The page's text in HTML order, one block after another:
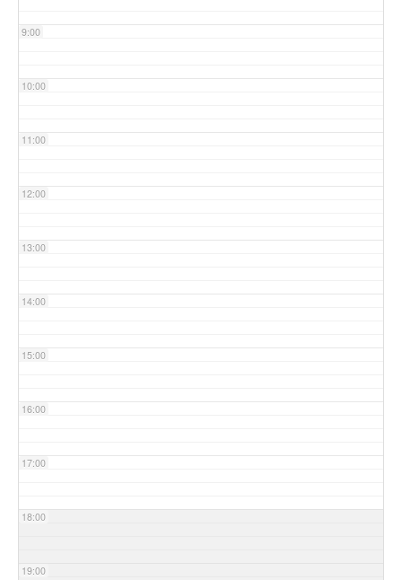
9:00
10:00
11:00
12:00
13:00
14:00
15:00
16:00
17:00
18:00
19:00